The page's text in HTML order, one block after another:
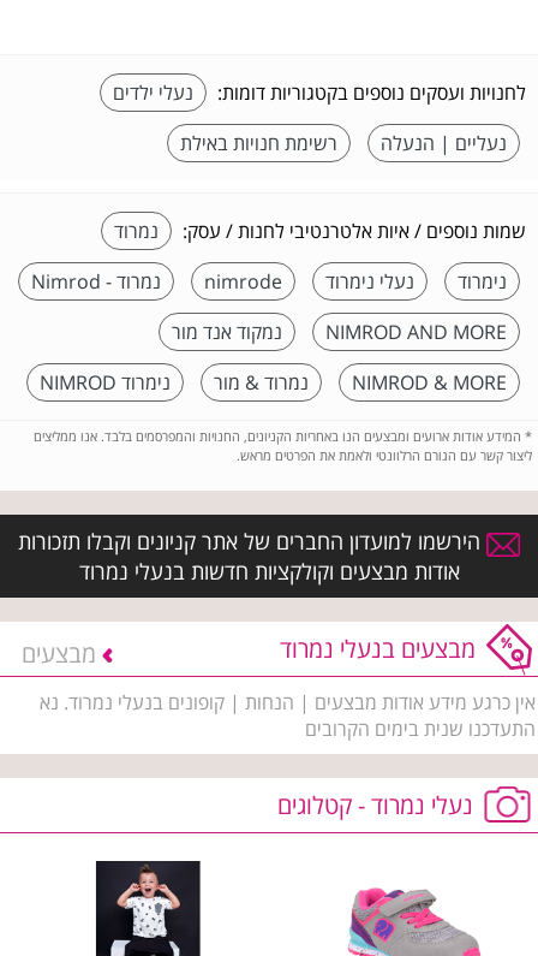
לחנויות ועסקים נוספים בקטגוריות דומות:
נעלי ילדים
נעליים | הנעלה
רשימת חנויות באילת
שמות נוספים / איות אלטרנטיבי לחנות / עסק:
נמרוד
נימרוד
נעלי נימרוד nimrode
נמרוד - Nimrod
NIMROD AND MORE
נמקוד אנד מור
NIMROD & MORE
נמרוד & מור נימרוד NIMROD
* המידע אודות ארועים ומבצעים הנו באחריות הקניונים, החנויות והמפרסמים בלבד. אנו ממליצים
ליצור קשר עם הגורם הרלוונטי ולאמת את הפרטים מראש.
הירשמו למועדון החברים של אתר קניונים וקבלו תזכורות
אודות מבצעים וקולקציות חדשות בנעלי נמרוד
מבצעים בנעלי נמרוד מבצעים
אין כרגע מידע אודות מבצעים | הנחות | קופונים בנעלי נמרוד. נא
התעדכנו שנית בימים הקרובים
נעלי נמרוד - קטלוגים